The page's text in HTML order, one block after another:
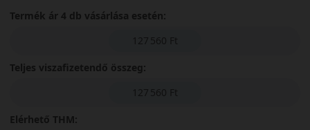
Termék ár 4 db vásárlása esetén:
127 560 Ft
Teljes viszafizetendő összeg:
127 560 Ft
Elérhető THM: